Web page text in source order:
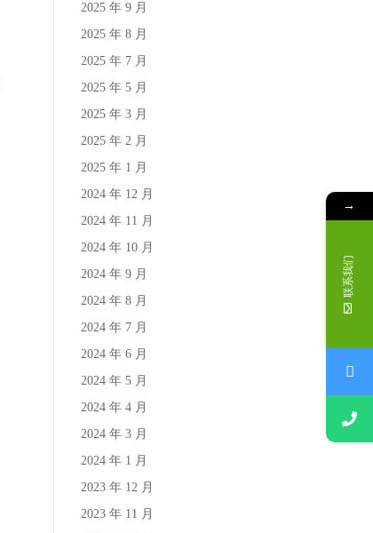
2025 年 9 月
2025 年 8 月
2025 年 7 月
2025 年 5 月
2025 年 3 月
2025 年 2 月
2025 年 1 月
2024 年 12 月
2024 年 11 月
2024 年 10 月
2024 年 9 月
2024 年 8 月
2024 年 7 月
2024 年 6 月
2024 年 5 月
2024 年 4 月
2024 年 3 月
2024 年 1 月
2023 年 12 月
2023 年 11 月
→
联系我们